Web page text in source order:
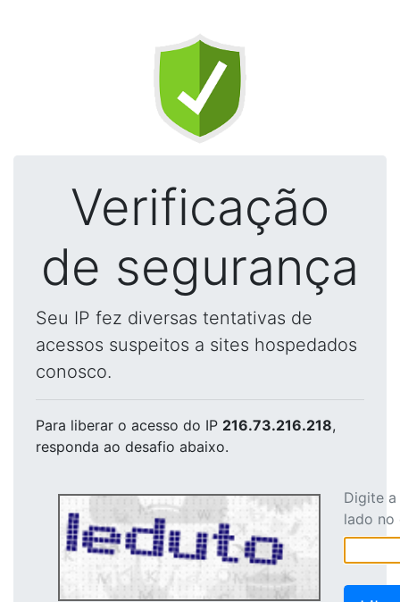
Verificação
de segurança
Seu IP fez diversas tentativas de
acessos suspeitos a sites hospedados
conosco.
Para liberar o acesso do IP 216.73.216.218,
responda ao desafio abaixo.
Digite
lado no